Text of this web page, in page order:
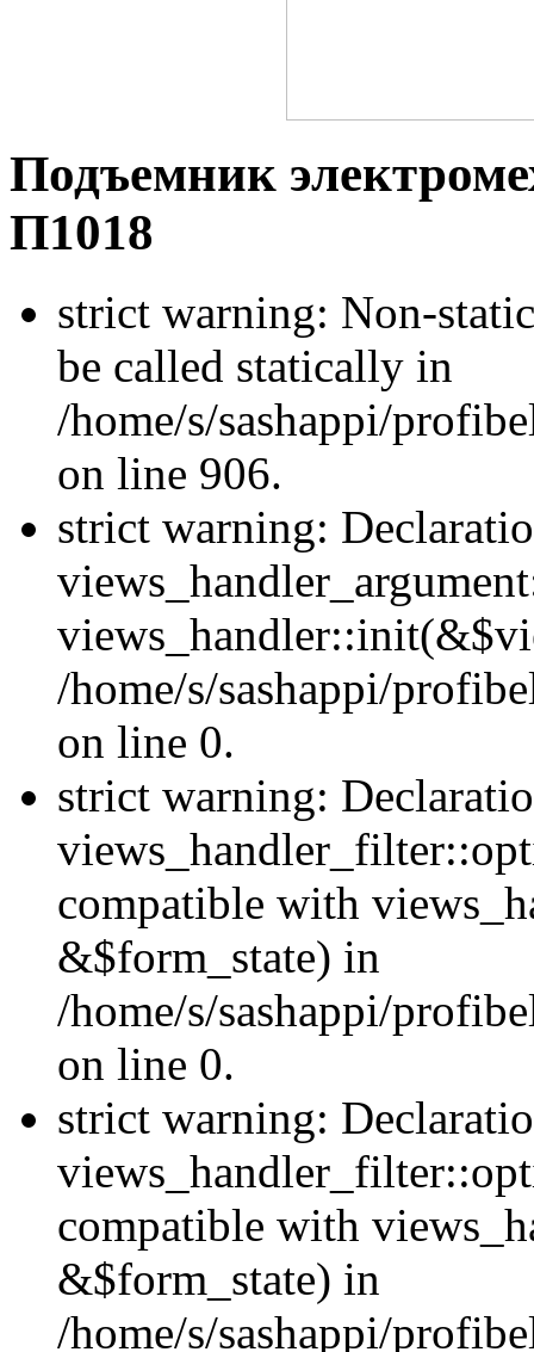
Подъемник
П1018
strict warning: Non-
be called statically in
/home/s/sashappi/
on line 906.
strict warning:
/home/s/sashappi/
on line 0.
strict warning:
compatible with
&$form_state) in
/home/s/sashappi/
on line 0.
strict warning:
compatible with
&$form_state) in
/home/s/sashappi/